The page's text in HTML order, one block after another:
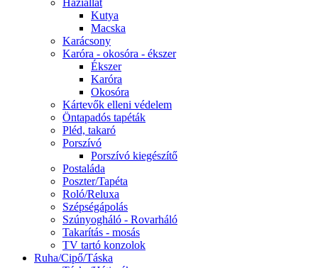
Kutya
Macska
Karácsony
Karóra - okosóra - ékszer
Ékszer
Karóra
Okosóra
Kártevők elleni védelem
Öntapadós tapéták
Pléd, takaró
Porszívó
Porszívó kiegészítő
Postaláda
Poszter/Tapéta
Roló/Reluxa
Szépségápolás
Szúnyogháló - Rovarháló
Takarítás - mosás
TV tartó konzolok
Ruha/Cipő/Táska